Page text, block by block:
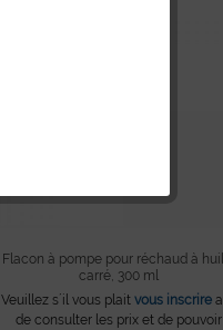
Flacon à pompe pour réchaud à
carré, 300 ml
Veuillez s´il vous plait vous inscrire
de consulter les prix et de pouvoir